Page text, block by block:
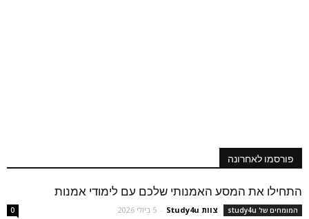
פורסמו לאחרונה
התחילו את המסע האמנותי שלכם עם לימודי אמנות
המומחים של study4u צוות Study4u - 5 ביולי 2026 0